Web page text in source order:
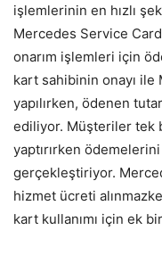
işlemlerinin en hızlı
Mercedes Service
onarım işlemleri için
kart sahibinin onayı ile
yapılırken, ödenen
ediliyor. Müşteriler tek
yaptırırken
gerçekleştiriyor.
hizmet ücreti
kart kullanımı için ek